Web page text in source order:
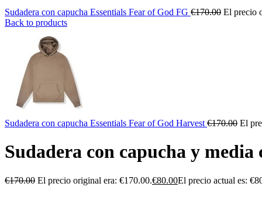
Sudadera con capucha Essentials Fear of God FG €170.00 El precio
Back to products
Sudadera con capucha Essentials Fear of God Harvest €170.00 El
Sudadera con capucha y
€170.00 El precio original era: €170.00.€80.00El precio actual es: